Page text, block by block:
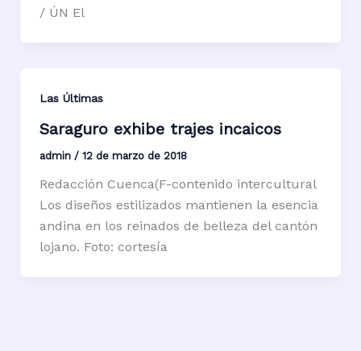
/ ÚN El
Las Últimas
Saraguro exhibe trajes incaicos
admin / 12 de marzo de 2018
Redacción Cuenca(F-contenido intercultural
Los diseños estilizados mantienen la esencia
andina en los reinados de belleza del cantón
lojano. Foto: cortesía